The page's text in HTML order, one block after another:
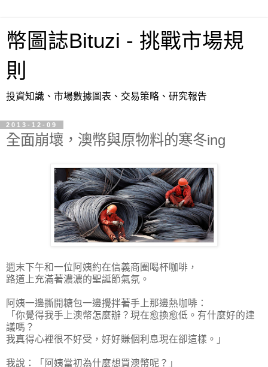
幣圖誌Bituzi - 挑戰市場規
則
投資知識、市場數據圖表、交易策略、研究報告
2013-12-09
全面崩壞，澳幣與原物料的寒冬ing
週末下午和一位阿姨約在信義商圈喝杯咖啡，
路道上充滿著濃濃的聖誕節氣氛。
阿姨一邊撕開糖包一邊攪拌著手上那邊熱咖啡：
「你覺得我手上澳幣怎麼辦？現在愈換愈低。有什麼好的建
議嗎？
我真得心裡很不好受，好好賺個利息現在卻這樣。」
我說：「阿姨當初為什麼想買澳幣呢？」